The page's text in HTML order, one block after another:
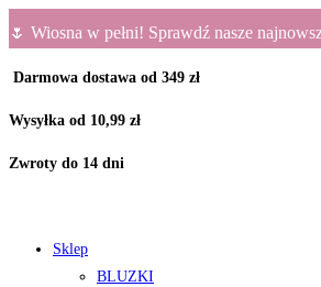
treści
🌷 Wiosna w pełni! Sprawdź nasze
Darmowa dostawa od 349 zł
Wysyłka od 10,99 zł
Zwroty do 14 dni
Sklep
BLUZKI